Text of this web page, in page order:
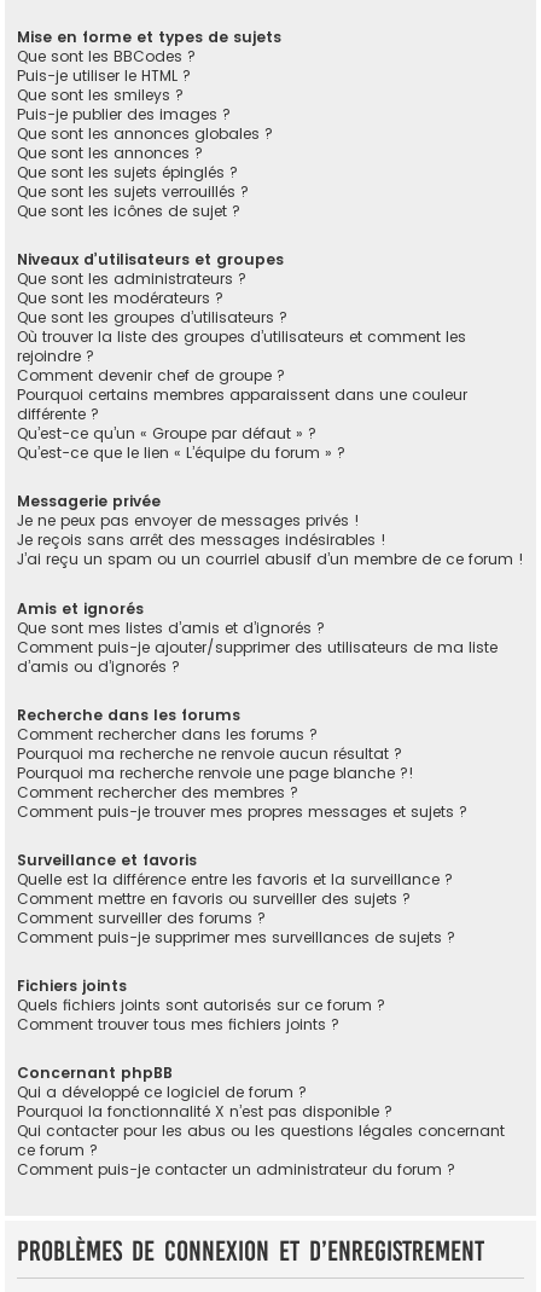
Mise en forme et types de sujets
Que sont les BBCodes ?
Puis-je utiliser le HTML ?
Que sont les smileys ?
Puis-je publier des images ?
Que sont les annonces globales ?
Que sont les annonces ?
Que sont les sujets épinglés ?
Que sont les sujets verrouillés ?
Que sont les icônes de sujet ?
Niveaux d’utilisateurs et groupes
Que sont les administrateurs ?
Que sont les modérateurs ?
Que sont les groupes d’utilisateurs ?
Où trouver la liste des groupes d’utilisateurs et comment les
rejoindre ?
Comment devenir chef de groupe ?
Pourquoi certains membres apparaissent dans une couleur
différente ?
Qu’est-ce qu’un « Groupe par défaut » ?
Qu’est-ce que le lien « L’équipe du forum » ?
Messagerie privée
Je ne peux pas envoyer de messages privés !
Je reçois sans arrêt des messages indésirables !
J’ai reçu un spam ou un courriel abusif d’un membre de ce forum !
Amis et ignorés
Que sont mes listes d’amis et d’ignorés ?
Comment puis-je ajouter/supprimer des utilisateurs de ma liste
d’amis ou d’ignorés ?
Recherche dans les forums
Comment rechercher dans les forums ?
Pourquoi ma recherche ne renvoie aucun résultat ?
Pourquoi ma recherche renvoie une page blanche ?!
Comment rechercher des membres ?
Comment puis-je trouver mes propres messages et sujets ?
Surveillance et favoris
Quelle est la différence entre les favoris et la surveillance ?
Comment mettre en favoris ou surveiller des sujets ?
Comment surveiller des forums ?
Comment puis-je supprimer mes surveillances de sujets ?
Fichiers joints
Quels fichiers joints sont autorisés sur ce forum ?
Comment trouver tous mes fichiers joints ?
Concernant phpBB
Qui a développé ce logiciel de forum ?
Pourquoi la fonctionnalité X n’est pas disponible ?
Qui contacter pour les abus ou les questions légales concernant
ce forum ?
Comment puis-je contacter un administrateur du forum ?
Problèmes de connexion et d’enregistrement